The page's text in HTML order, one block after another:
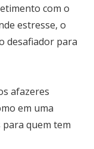
com o
estresse, o
desafiador para
afazeres
em uma
quem tem